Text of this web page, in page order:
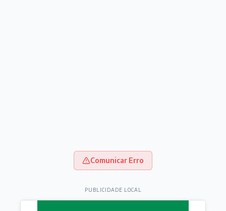
Comunicar Erro
PUBLICIDADE LOCAL